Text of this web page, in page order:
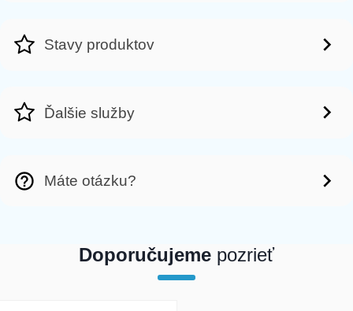
Stavy produktov
Ďalšie služby
Máte otázku?
Doporučujeme pozrieť